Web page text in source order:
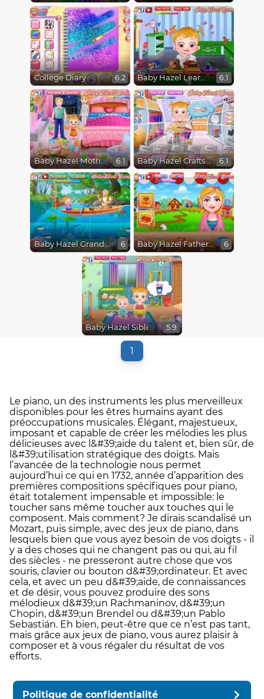
College Diary 6.2 Baby Hazel Learn Animals 6.1
Baby Hazel Mothers Day 6.1 Baby Hazel Crafts Time 6.1
Baby Hazel Grandparents Day 6 Baby Hazel Fathers Day 6
Baby Hazel Sibling Care 5.9
1
Le piano, un des instruments les plus merveilleux
disponibles pour les êtres humains ayant des
préoccupations musicales. Élégant, majestueux,
imposant et capable de créer les mélodies les plus
délicieuses avec l&#39;aide du talent et, bien sûr, de
l&#39;utilisation stratégique des doigts. Mais
l’avancée de la technologie nous permet
aujourd’hui ce qui en 1732, année d’apparition des
premières compositions spécifiques pour piano,
était totalement impensable et impossible: le
toucher sans même toucher aux touches qui le
composent. Mais comment? Je dirais scandalisé un
Mozart, puis simple, avec des jeux de piano, dans
lesquels bien que vous ayez besoin de vos doigts - il
y a des choses qui ne changent pas ou qui, au fil
des siècles - ne presseront autre chose que vos
souris, clavier ou bouton d&#39;ordinateur. Et avec
cela, et avec un peu d&#39;aide, de connaissances
et de désir, vous pouvez produire des sons
mélodieux d&#39;un Rachmaninov, d&#39;un
Chopin, d&#39;un Brendel ou d&#39;un Pablo
Sebastián. Eh bien, peut-être que ce n’est pas tant,
mais grâce aux jeux de piano, vous aurez plaisir à
composer et à vous régaler du résultat de vos
efforts.
Politique de confidentialité